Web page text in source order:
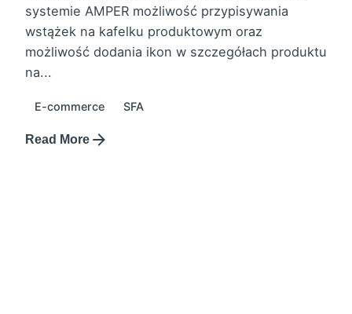
systemie AMPER możliwość przypisywania
wstążek na kafelku produktowym oraz
możliwość dodania ikon w szczegółach produktu
na...
E-commerce SFA
Read More